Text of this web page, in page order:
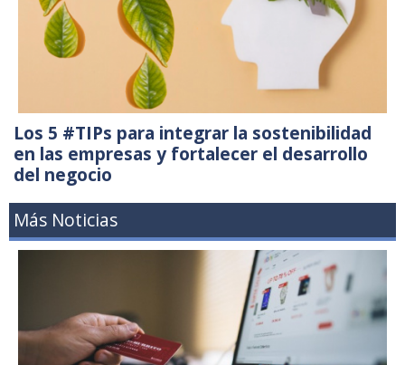
Los 5 #TIPs para integrar la sostenibilidad
en las empresas y fortalecer el desarrollo
del negocio
Más Noticias